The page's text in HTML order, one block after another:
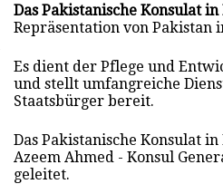
Das Pakistanische Konsulat
Repräsentation von Pakistan
Es dient der Pflege und
und stellt umfangreiche
Staatsbürger bereit.
Das Pakistanische Konsulat
Azeem Ahmed - Konsul
geleitet.